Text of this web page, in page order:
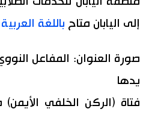
إلى اليابان متاح باللغة العربية
صورة العنوان: المفاعل
يدها
فتاة (الركن الخلفي